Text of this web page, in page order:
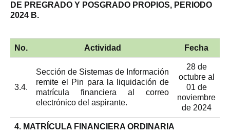
DE PREGRADO Y POSGRADO PROPIOS, PERIODO
2024 B.
No. Actividad Fecha
3.4.
Sección de Sistemas de Información
remite el Pin para la liquidación de
matrícula financiera al correo
electrónico del aspirante.
28 de
octubre al
01 de
noviembre
de 2024
4. MATRÍCULA FINANCIERA ORDINARIA